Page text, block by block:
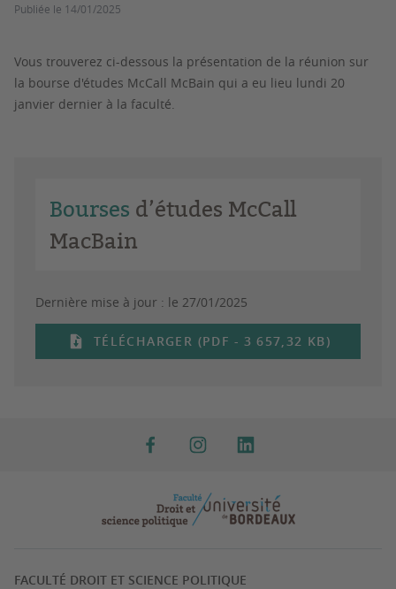
Publiée le 14/01/2025
Vous trouverez ci-dessous la présentation de la réunion sur
la bourse d'études McCall McBain qui a eu lieu lundi 20
janvier dernier à la faculté.
Bourses d’études McCall
MacBain
Dernière mise à jour : le 27/01/2025
TÉLÉCHARGER (PDF - 3 657,32 KB)
FACULTÉ DROIT ET SCIENCE POLITIQUE